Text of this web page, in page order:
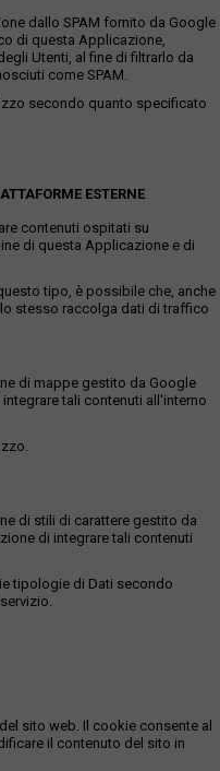
dallo SPAM fornito da Google
di questa Applicazione,
Utenti, al fine di filtrarlo da
come SPAM.
secondo quanto specificato
ESTERNE
contenuti ospitati su
di questa Applicazione e di
tipo, è possibile che, anche
stesso raccolga dati di traffico
di mappe gestito da Google
tali contenuti all'interno
di stili di carattere gestito da
di integrare tali contenuti
tipologie di Dati secondo
sito web. Il cookie consente al
il contenuto del sito in